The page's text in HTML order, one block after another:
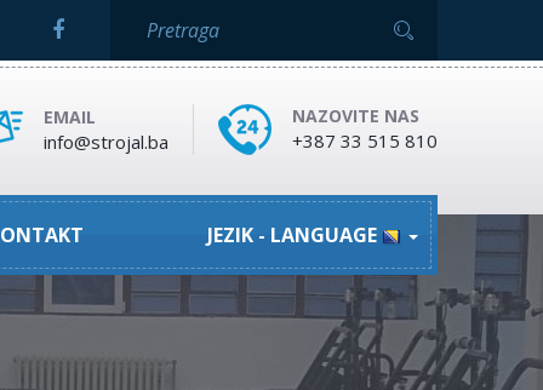
EMAIL
info@strojal.ba
NAZOVITE NAS
+387 33 515 810
JEZIK - LANGUAGE